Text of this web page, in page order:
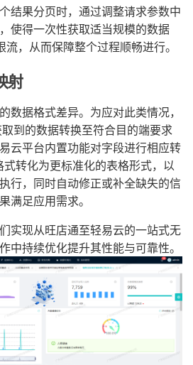
结果分页时，通过调整请求参数中
使得一次性获取适当规模的数据
，从而保障整个过程顺畅进行。
射
数据格式差异。为应对此类情况，
到的数据转换至符合目的端要求
云平台内置功能对字段进行相应转
转化为更标准化的表格形式，以
行，同时自动修正或补全缺失的信
满足应用需求。
实现从旺店通至轻易云的一站式无
中持续优化提升其性能与可靠性。